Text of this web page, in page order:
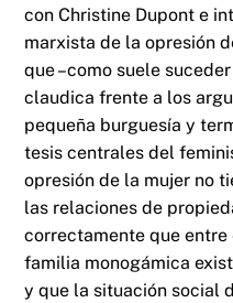
con Christine Dupont e
marxista de la opresión
que –como suele
claudica frente a los
pequeña burguesía y
tesis centrales del
opresión de la mujer no
las relaciones de
correctamente que
familia monogámica
y que la situación social